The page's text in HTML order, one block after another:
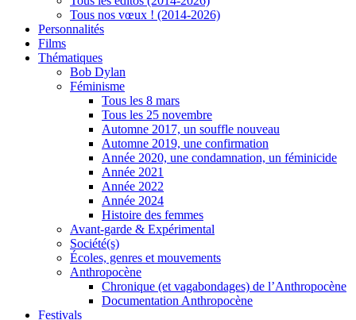
Tous nos vœux ! (2014-2026)
Personnalités
Films
Thématiques
Bob Dylan
Féminisme
Tous les 8 mars
Tous les 25 novembre
Automne 2017, un souffle nouveau
Automne 2019, une confirmation
Année 2020, une condamnation, un féminicide
Année 2021
Année 2022
Année 2024
Histoire des femmes
Avant-garde & Expérimental
Société(s)
Écoles, genres et mouvements
Anthropocène
Chronique (et vagabondages) de l’Anthropocène
Documentation Anthropocène
Festivals